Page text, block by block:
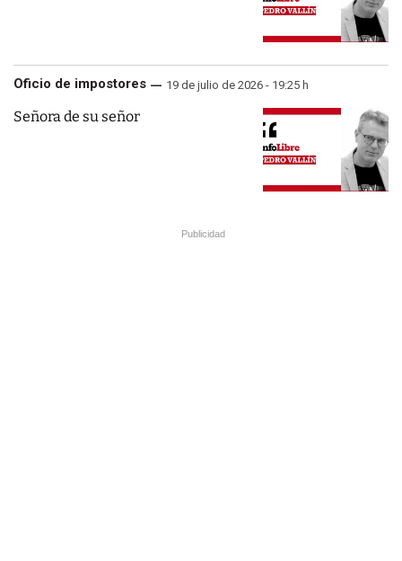
Oficio de impostores 19 de julio de 2026 - 19:25 h
Señora de su señor
Publicidad